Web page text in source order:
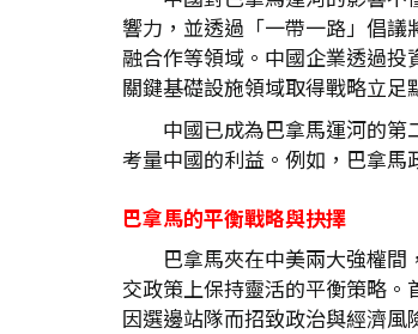
響力，並透過「一帶一路」倡
融合作等領域。中國企業透過
關鍵基礎設施領域取得戰略立足
中國已成為巴拿馬運河的
考量中國的利益。例如，巴拿馬
巴拿馬的平衡戰略與抉擇
巴拿馬夾在中美兩大強權
交政策上保持靈活的平衡策略
因選邊站隊而招致政治與經濟